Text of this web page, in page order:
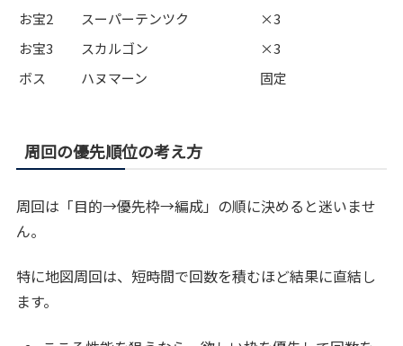
お宝2
スーパーテンツク
×3
お宝3
スカルゴン
×3
ボス
ハヌマーン 固定
周回の優先順位の考え方
周回は「目的→優先枠→編成」の順に決めると迷いませ
ん。
特に地図周回は、短時間で回数を積むほど結果に直結し
ます。